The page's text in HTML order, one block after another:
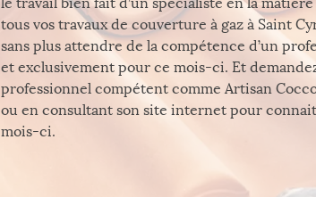
tous vos travaux de couverture à gaz à Saint
sans plus attendre de la compétence d’un
et exclusivement pour ce mois-ci. Et
professionnel compétent comme Artisan
ou en consultant son site internet pour
mois-ci.